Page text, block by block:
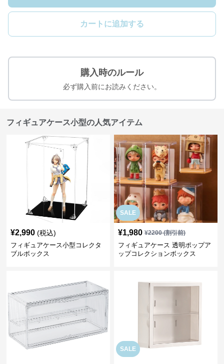
カートに追加する
購入時のルール
必ず購入前にお読みください。
フィギュアケース小型の人気アイテム
¥2,990 (税込)
フィギュアケース小型コレクタ
ブルボックス
SALE
¥1,980 ¥2200(割引前)
フィギュアケース 透明ポップア
ップコレクションボックス
SALE